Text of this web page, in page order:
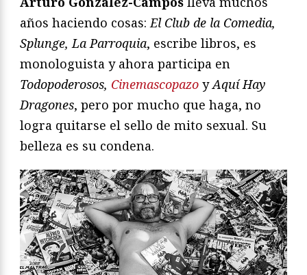
años haciendo cosas:El Club de la Comedia,
Splunge, La Parroquia, escribe libros, es
monologuista y ahora participa en
Todopoderosos, Cinemascopazo yAquí Hay
Dragones, pero por mucho que haga, no
logra quitarse el sello de mito sexual. Su
belleza es su condena.